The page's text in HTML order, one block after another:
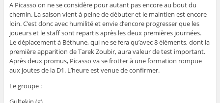
A Picasso on ne se considère pour autant pas encore au bout du
chemin. La saison vient à peine de débuter et le maintien est encore
loin. C’est donc avec humilité et envie d’encore progresser que les
joueurs et le staff sont repartis après les deux premières journées.
Le déplacement à Béthune, qui ne se fera qu’avec 8 éléments, dont la
première apparition de Tarek Zoubir, aura valeur de test important.
Après deux promus, Picasso va se frotter à une formation rompue
aux joutes de la D1. L’heure est venue de confirmer.
Le groupe :